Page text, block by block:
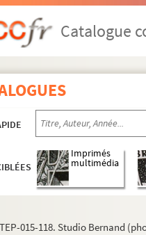
Catalogue
Imprimés
multimédia
015-118. Studio Bernand